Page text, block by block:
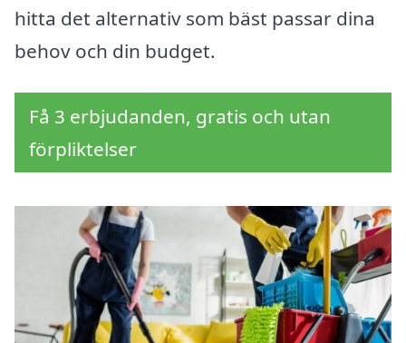
hitta det alternativ som bäst passar dina
behov och din budget.
Få 3 erbjudanden, gratis och utan
förpliktelser